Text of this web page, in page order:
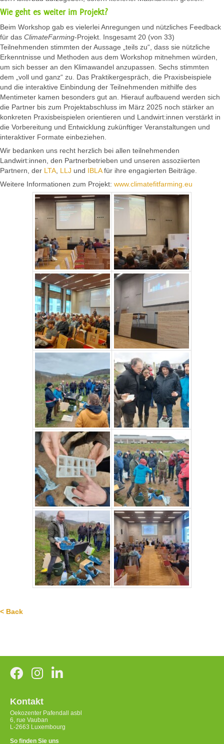
Wie geht es weiter im Projekt?
Beim Workshop gab es vielerlei Anregungen und nützliches Feedback
für das ClimateFarming-Projekt. Insgesamt 20 (von 33)
Teilnehmenden stimmten der Aussage „teils zu“, dass sie nützliche
Erkenntnisse und Methoden aus dem Workshop mitnehmen würden,
um sich besser an den Klimawandel anzupassen. Sechs stimmten
dem „voll und ganz“ zu. Das Praktikergespräch, die Praxisbeispiele
und die interaktive Einbindung der Teilnehmenden mithilfe des
Mentimeter kamen besonders gut an. Hierauf aufbauend werden sich
die Partner bis zum Projektabschluss im März 2025 noch stärker an
konkreten Praxisbeispielen orientieren und Landwirt:innen verstärkt in
die Vorbereitung und Entwicklung zukünftiger Veranstaltungen und
interaktiver Formate einbeziehen.
Wir bedanken uns recht herzlich bei allen teilnehmenden
Landwirt:innen, den Partnerbetrieben und unseren assoziierten
Partnern, der LTA LLJ und IBLAfür ihre engagierten Beiträge.
Weitere Informationen zum Projekt: www.climatefitfarming.eu
< Back
Kontakt
Oekozenter Pafendall asbl
6, rue Vauban
L-2663 Luxembourg
So finden Sie uns